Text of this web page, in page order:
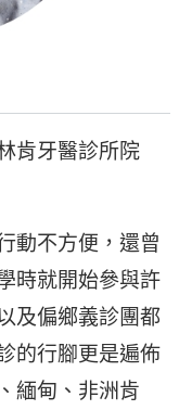
肯牙醫診所院
動不方便，還曾
時就開始參與許
及偏鄉義診團都
的行腳更是遍佈
緬甸、非洲肯